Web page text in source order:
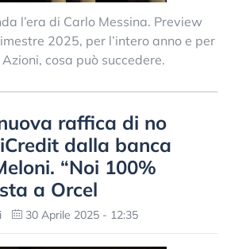
l’era di Carlo Messina. Preview
2025, per l’intero anno e per
cosa può succedere.
raffica di no
dalla banca
“Noi 100%
a Orcel
30 Aprile 2025 - 12:35